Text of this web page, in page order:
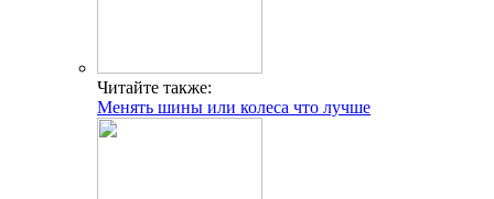
Читайте также:
Менять шины или колеса что лучше